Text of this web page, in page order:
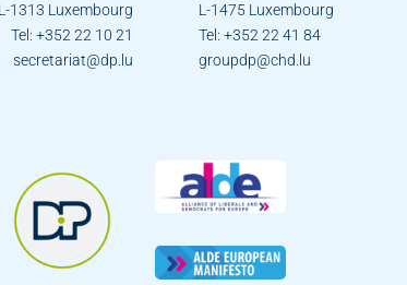
1313 Luxembourg
Tel: +352 22 10 21
secretariat@dp.lu
L-1475 Luxembourg
Tel: +352 22 41 84
groupdp@chd.lu